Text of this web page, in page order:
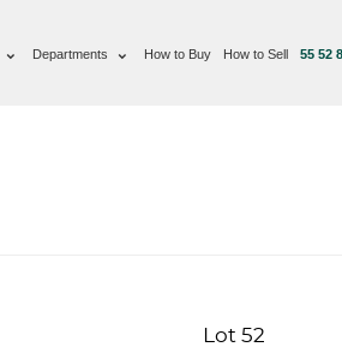
Departments How to Buy How to Sell 55 52
Lot 52